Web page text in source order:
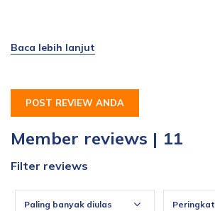
POST REVIEW ANDA
Member reviews | 11
Filter reviews
Paling banyak diulas Peringkat